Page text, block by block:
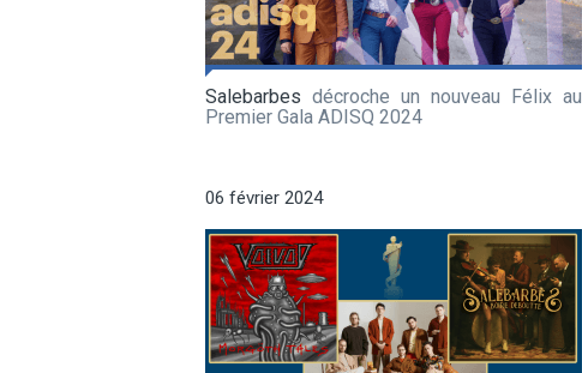
Salebarbes décroche un nouveau Félix au
Premier Gala ADISQ 2024
06 février 2024